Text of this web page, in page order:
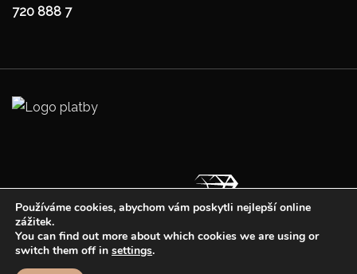
720 888 7
©2022 Iconicshop.cz, Všechny práva vyhrazena
Používáme cookies, abychom vám poskytli nejlepší online
zážitek.
You can find out more about which cookies we are using or
switch them off in settings.